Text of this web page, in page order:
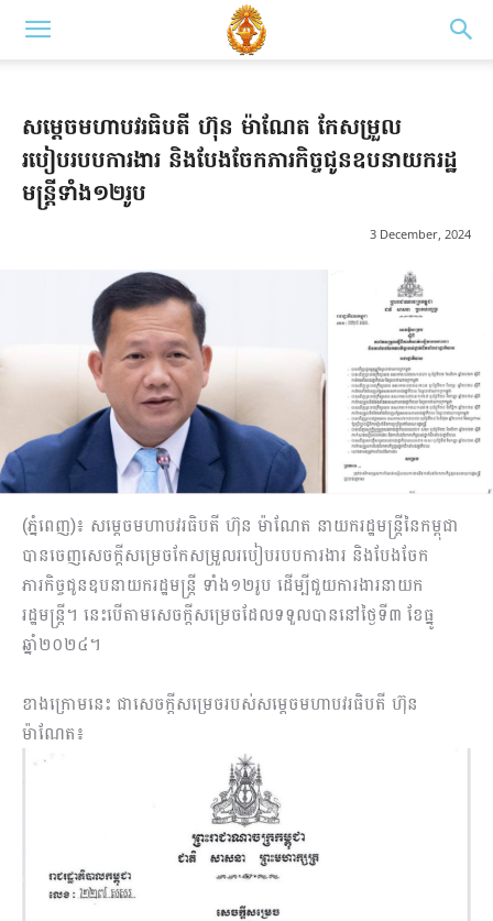
សម្តេចមហាបវរធិបតី ហ៊ុន ម៉ាណែត កែសម្រួល
របៀបរបបការងារ និងបែងចែកភារកិច្ចជូនឧបនាយករដ្ឋ
មន្ត្រីទាំង១២រូប
3 December, 2024
(ភ្នំពេញ)៖ សម្ដេចមហាបវរធិបតី ហ៊ុន ម៉ាណែត នាយករដ្ឋមន្ដ្រីនៃកម្ពុជា
បានចេញសេចក្ដីសម្រេចកែសម្រួលរបៀបរបបការងារ និងបែងចែក
ភារកិច្ចជូនឧបនាយករដ្ឋមន្ដ្រី ទាំង១២រូប ដើម្បីជួយការងារនាយក
រដ្ឋមន្ដ្រី។ នេះបើតាមសេចក្ដីសម្រេចដែលទទួលបាននៅថ្ងៃទី៣ ខែធ្នូ
ឆ្នាំ២០២៤។
ខាងក្រោមនេះ ជាសេចក្ដីសម្រេចរបស់សម្ដេចមហាបវរធិបតី ហ៊ុន
ម៉ាណែត៖